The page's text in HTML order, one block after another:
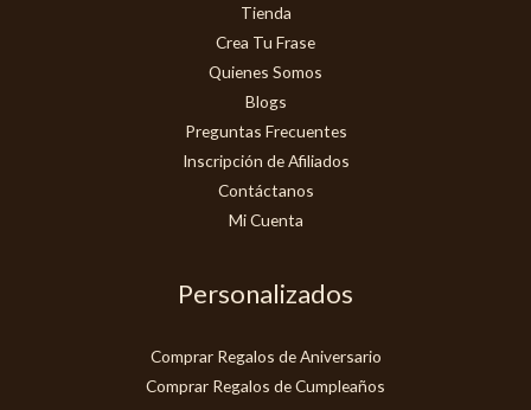
Tienda
Crea Tu Frase
Quienes Somos
Blogs
Preguntas Frecuentes
Inscripción de Afiliados
Contáctanos
Mi Cuenta
Personalizados
Comprar Regalos de Aniversario
Comprar Regalos de Cumpleaños